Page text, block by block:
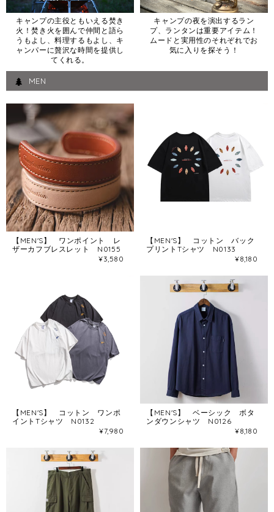
キャンプの主役ともいえる焚き
火！焚き火を囲んで仲間と語ら
うもよし、料理するもよし、キ
ャンパーに贅沢な時間を提供し
てくれる。
キャンプの夜を演出するラン
プ、ランタンは重要アイテム！
ムードと実用性のそれぞれでお
気に入りを探そう！
MEN
【MEN'S】 ワンポイント レ
ザーカフブレスレット N0155
¥3,580
【MEN'S】 コットン バック
プリントTシャツ N0133
¥8,180
【MEN'S】 コットン ワンポ
イントTシャツ N0132
¥7,980
【MEN'S】 ベーシック ボタ
ンダウンシャツ N0126
¥8,180